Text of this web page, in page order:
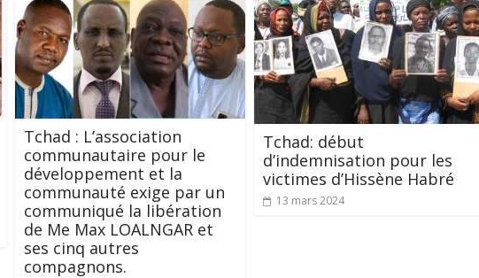
Tchad : L’association
communautaire pour le
développement et la
communauté exige par un
communiqué la libération
de Me Max LOALNGAR et
ses cinq autres
compagnons.
Tchad: début
d’indemnisation pour les
victimes d’Hissène Habré
13 mars 2024